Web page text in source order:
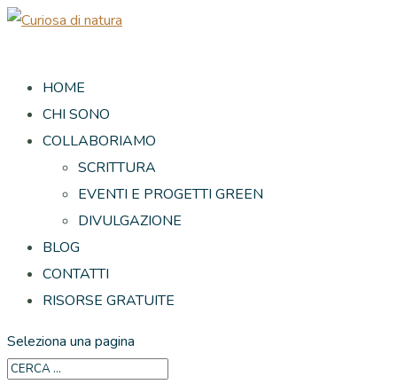
HOME
CHI SONO
COLLABORIAMO
SCRITTURA
EVENTI E PROGETTI GREEN
DIVULGAZIONE
BLOG
CONTATTI
RISORSE GRATUITE
Seleziona una pagina